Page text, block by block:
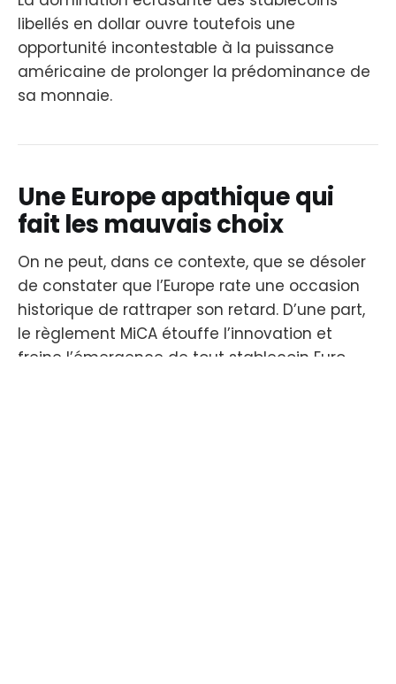
libellés en dollar ouvre toutefois une
opportunité incontestable à la puissance
américaine de prolonger la prédominance de
sa monnaie.
Une Europe apathique qui
fait les mauvais choix
On ne peut, dans ce contexte, que se désoler
de constater que l’Europe rate une occasion
historique de rattraper son retard. D’une part,
le règlement MiCA étouffe l’innovation et
freine l’émergence de tout stablecoin Euro